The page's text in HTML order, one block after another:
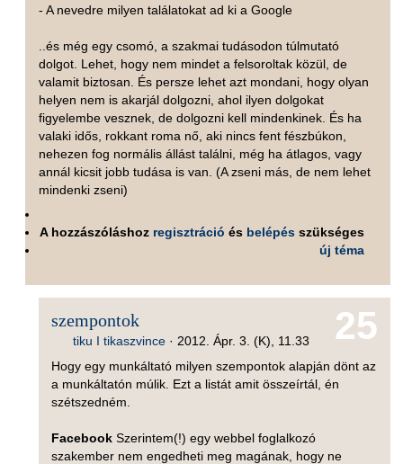
- A nevedre milyen találatokat ad ki a Google
..és még egy csomó, a szakmai tudásodon túlmutató
dolgot. Lehet, hogy nem mindet a felsoroltak közül, de
valamit biztosan. És persze lehet azt mondani, hogy olyan
helyen nem is akarjál dolgozni, ahol ilyen dolgokat
figyelembe vesznek, de dolgozni kell mindenkinek. És ha
valaki idős, rokkant roma nő, aki nincs fent fészbúkon,
nehezen fog normális állást találni, még ha átlagos, vagy
annál kicsit jobb tudása is van. (A zseni más, de nem lehet
mindenki zseni)
A hozzászóláshoz regisztráció és belépés szükséges
új téma
25
szempontok
tiku I tikaszvince· 2012. Ápr. 3. (K), 11.33
Hogy egy munkáltató milyen szempontok alapján dönt az
a munkáltatón múlik. Ezt a listát amit összeírtál, én
szétszedném.
Facebook Szerintem(!) egy webbel foglalkozó
szakember nem engedheti meg magának, hogy ne